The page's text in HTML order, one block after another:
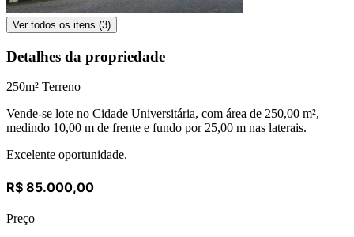
Ver todos os itens (3)
Detalhes da propriedade
250m² Terreno
Vende-se lote no Cidade Universitária, com área de 250,00 m²,
medindo 10,00 m de frente e fundo por 25,00 m nas laterais.
Excelente oportunidade.
R$ 85.000,00
Preço